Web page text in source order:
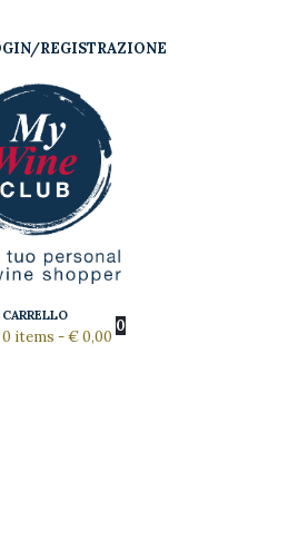
REGISTRAZIONE
CARRELLO
0 items -€ 0,00
0